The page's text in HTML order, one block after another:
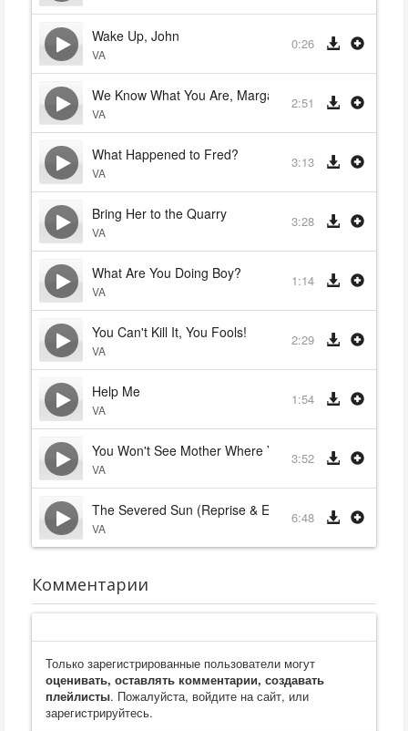
Wake Up, John
VA
0:26
We Know What You Are, Margaret Edwards!
VA
2:51
What Happened to Fred?
VA
3:13
Bring Her to the Quarry
VA
3:28
What Are You Doing Boy?
VA
1:14
You Can't Kill It, You Fools!
VA
2:29
Help Me
VA
1:54
You Won't See Mother Where You're Going
VA
3:52
The Severed Sun (Reprise & End Credits)
VA
6:48
Комментарии
Только зарегистрированные пользователи могут
оценивать, оставлять комментарии, создавать
плейлисты. Пожалуйста, войдите на сайт, или
зарегистрируйтесь.